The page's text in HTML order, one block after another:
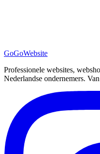
GoGoWebsite
Professionele websites,
Nederlandse ondernemers.